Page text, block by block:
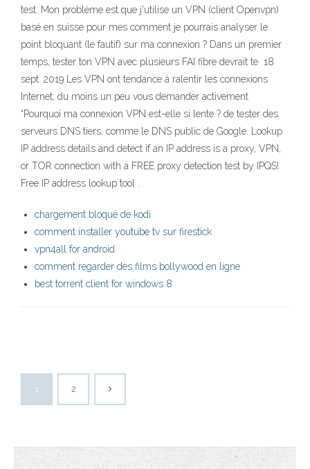
test. Mon problème est que j'utilise un VPN (client Openvpn)
basé en suisse pour mes comment je pourrais analyser le
point bloquant (le fautif) sur ma connexion ? Dans un premier
temps, tester ton VPN avec plusieurs FAI fibre devrait te 18
sept. 2019 Les VPN ont tendance à ralentir les connexions
Internet, du moins un peu vous demander activement
“Pourquoi ma connexion VPN est-elle si lente ? de tester des
serveurs DNS tiers, comme le DNS public de Google. Lookup
IP address details and detect if an IP address is a proxy, VPN,
or TOR connection with a FREE proxy detection test by IPQS!
Free IP address lookup tool .
chargement bloqué de kodi
comment installer youtube tv sur firestick
vpn4all for android
comment regarder des films bollywood en ligne
best torrent client for windows 8
1 2